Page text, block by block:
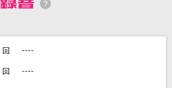
回 ----
回 ----